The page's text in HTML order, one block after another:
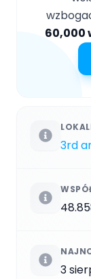
60,000
3rd
3